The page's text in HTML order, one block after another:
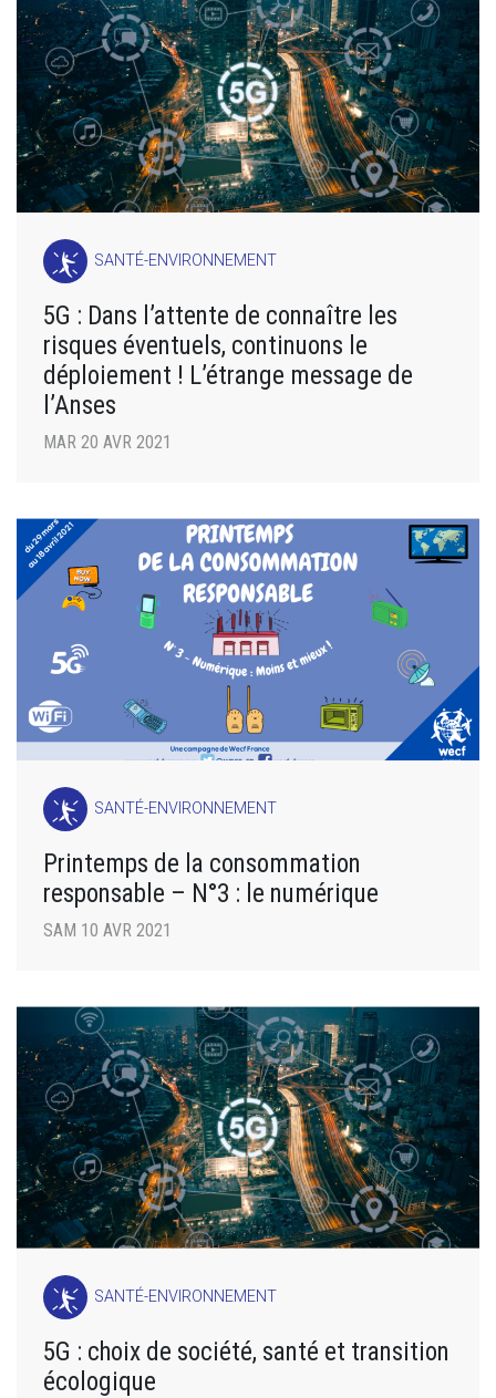
SANTÉ-ENVIRONNEMENT
5G : Dans l’attente de connaître les
risques éventuels, continuons le
déploiement ! L’étrange message de
l’Anses
MAR 20 AVR 2021
SANTÉ-ENVIRONNEMENT
Printemps de la consommation
responsable – N°3 : le numérique
SAM 10 AVR 2021
SANTÉ-ENVIRONNEMENT
5G : choix de société, santé et transition
écologique